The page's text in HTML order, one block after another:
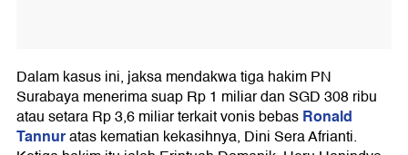
Dalam kasus ini, jaksa mendakwa tiga hakim PN
Surabaya menerima suap Rp 1 miliar dan SGD 308 ribu
atau setara Rp 3,6 miliar terkait vonis bebasRonald
Tannuratas kematian kekasihnya, Dini Sera Afrianti.